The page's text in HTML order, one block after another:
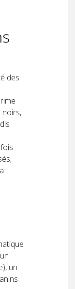
des
noirs,
un